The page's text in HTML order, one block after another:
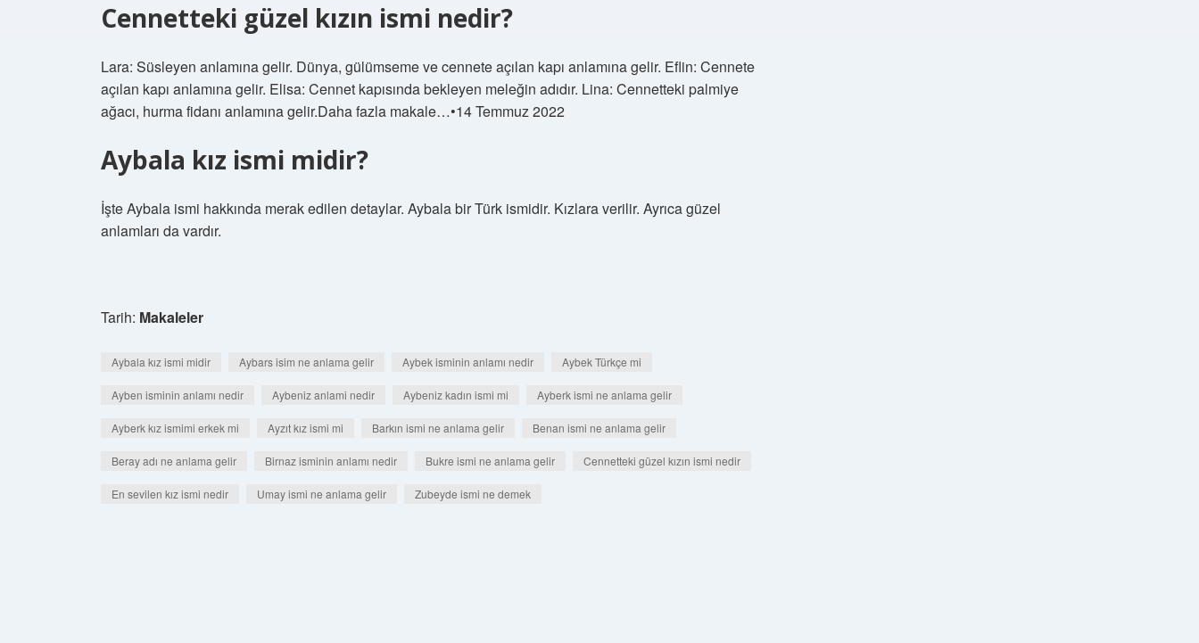
Cennetteki güzel kızın ismi nedir?
Lara: Süsleyen anlamına gelir. Dünya, gülümseme ve cennete açılan kapı anlamına gelir. Eflin: Cennete
açılan kapı anlamına gelir. Elisa: Cennet kapısında bekleyen meleğin adıdır. Lina: Cennetteki palmiye
ağacı, hurma fidanı anlamına gelir.Daha fazla makale…•14 Temmuz 2022
Aybala kız ismi midir?
İşte Aybala ismi hakkında merak edilen detaylar. Aybala bir Türk ismidir. Kızlara verilir. Ayrıca güzel
anlamları da vardır.
Tarih: Makaleler
Aybala kız ismi midir Aybars isim ne anlama gelir Aybek isminin anlamı nedir Aybek Türkçe mi
Ayben isminin anlamı nedir Aybeniz anlami nedir Aybeniz kadın ismi mi Ayberk ismi ne anlama gelir
Ayberk kız ismimi erkek mi Ayzıt kız ismi mi Barkın ismi ne anlama gelir Benan ismi ne anlama gelir
Beray adı ne anlama gelir Birnaz isminin anlamı nedir Bukre ismi ne anlama gelir Cennetteki güzel kızın ismi nedir
En sevilen kız ismi nedir Umay ismi ne anlama gelir Zubeyde ismi ne demek